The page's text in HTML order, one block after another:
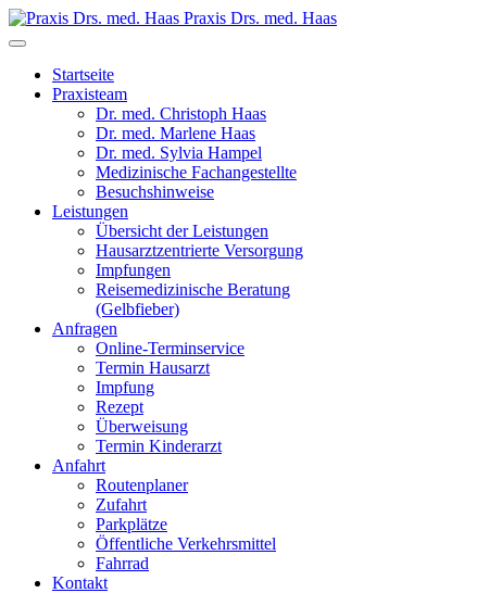
Praxis Drs. med. Haas
Startseite
Praxisteam
Dr. med. Christoph Haas
Dr. med. Marlene Haas
Dr. med. Sylvia Hampel
Medizinische Fachangestellte
Besuchshinweise
Leistungen
Übersicht der Leistungen
Hausarztzentrierte Versorgung
Impfungen
Reisemedizinische Beratung
(Gelbfieber)
Anfragen
Online-Terminservice
Termin Hausarzt
Impfung
Rezept
Überweisung
Termin Kinderarzt
Anfahrt
Routenplaner
Zufahrt
Parkplätze
Öffentliche Verkehrsmittel
Fahrrad
Kontakt